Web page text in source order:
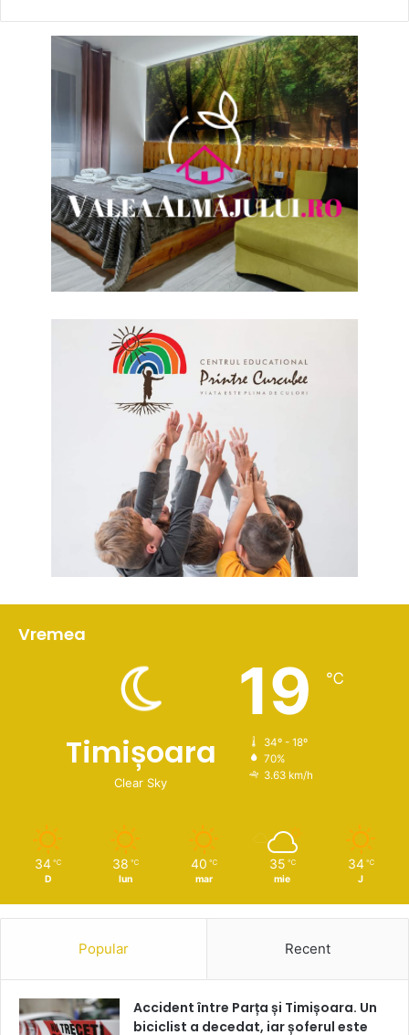
Vremea
Timișoara
Clear Sky
19 ℃
34º - 18º
70%
3.63 km/h
34 ℃
D
38 ℃
lun
40 ℃
mar
35 ℃
mie
34 ℃
J
Popular Recent
Accident între Parța și Timișoara. Un
biciclist a decedat, iar șoferul este